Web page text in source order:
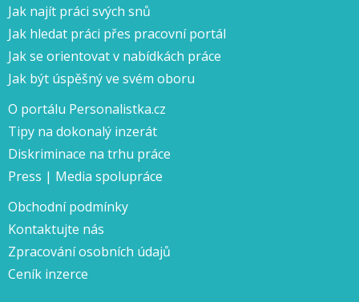
Jak najít práci svých snů
Jak hledat práci přes pracovní portál
Jak se orientovat v nabídkách práce
Jak být úspěšný ve svém oboru
O portálu Personalistka.cz
Tipy na dokonalý inzerát
Diskriminace na trhu práce
Press | Media spolupráce
Obchodní podmínky
Kontaktujte nás
Zpracování osobních údajů
Ceník inzerce